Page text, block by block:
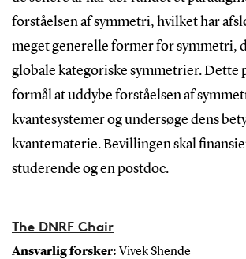
forståelsen af symmetri, hvilket har
meget generelle former for symmetri,
globale kategoriske symmetrier. Dette
formål at uddybe forståelsen af
kvantesystemer og undersøge dens
kvantematerie. Bevillingen skal
studerende og en postdoc.
The DNRF Chair
Ansvarlig forsker: Vivek Shende